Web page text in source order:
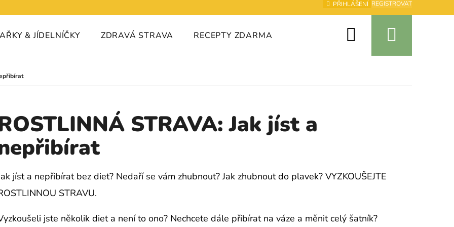
PŘIHLÁŠENÍ REGISTROVAT
& JÍDELNÍČKY ZDRAVÁ STRAVA RECEPTY ZDARMA Hledat
STRAVA: Jak jíst a
jíst a nepřibírat bez diet? Nedaří se vám zhubnout? Jak zhubnout do plavek? VYZKOUŠEJTE
STRAVU.
jste několik diet a není to ono? Nechcete dále přibírat na váze a měnit celý šatník?